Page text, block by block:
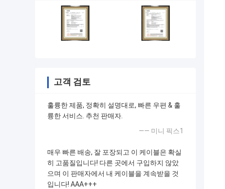
고객 검토
훌륭한 제품, 정확히 설명대로, 빠른 우편 & 훌
륭한 서비스. 추천 판매자.
—— 미니 픽스1
매우 빠른 배송, 잘 포장되고 이 케이블은 확실
히 고품질입니다! 다른 곳에서 구입하지 않았
으며 이 판매자에서 내 케이블을 계속받을 것
입니다! AAA+++